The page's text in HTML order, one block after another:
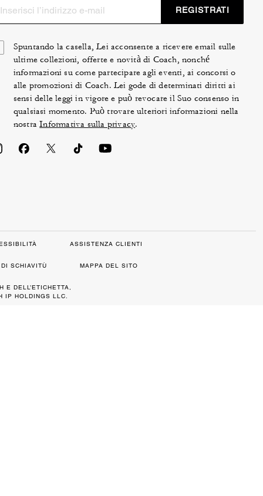
REGISTRATI
Spuntando la casella, Lei acconsente a ricevere email sulle
ultime collezioni, offerte e novità di Coach, nonché
informazioni su come partecipare agli eventi, ai concorsi o
alle promozioni di Coach. Lei gode di determinati diritti ai
sensi delle leggi in vigore e può revocare il Suo consenso in
qualsiasi momento. Può trovare ulteriori informazioni nella
nostraInformativa sulla privacy.
ASSISTENZA CLIENTI
SCHIAVITÙ MAPPA DEL SITO
DELL’ETICHETTA,
IP HOLDINGS LLC.